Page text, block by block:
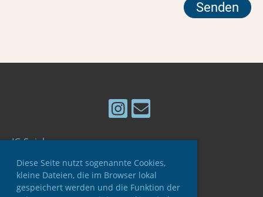
Diese Seite nutzt sogenannte Cookies,
kleine Dateien, die im Browser lokal
gespeichert werden und die Funktion der
IG Spielgruppe